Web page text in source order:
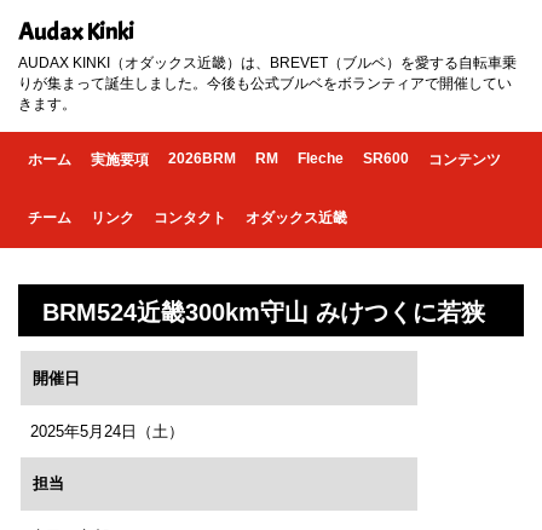
Audax Kinki
AUDAX KINKI（オダックス近畿）は、BREVET（ブルベ）を愛する自転車乗
りが集まって誕生しました。今後も公式ブルベをボランティアで開催してい
きます。
ホーム 実施要項 2026BRM RM Fleche SR600 コンテンツ
チーム リンク コンタクト オダックス近畿
BRM524近畿300km守山 みけつくに若狭
開催日
2025年5月24日（土）
担当